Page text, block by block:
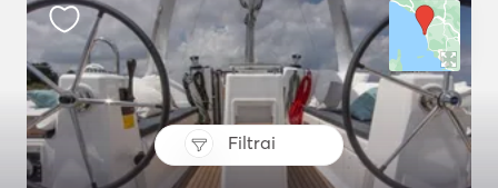
Filtrai